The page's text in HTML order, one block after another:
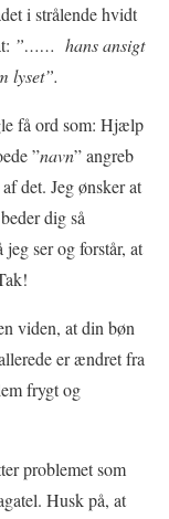
i strålende hvidt
”…… hans ansigt
lyset”.
få ord som: Hjælp
”navn” angreb
det. Jeg ønsker at
dig så
ser og forstår, at
viden, at din bøn
er ændret fra
frygt og
problemet som
Husk på, at